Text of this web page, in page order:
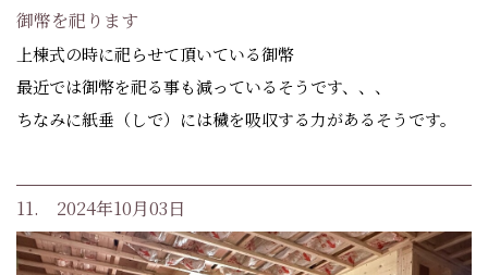
御幣を祀ります
上棟式の時に祀らせて頂いている御幣
最近では御幣を祀る事も減っているそうです、、、
ちなみに紙垂（しで）には穢を吸収する力があるそうです。
11. 2024年10月03日